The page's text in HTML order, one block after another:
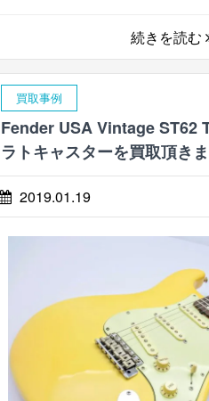
続きを読む
買取事例
Fender USA Vintage ST62
ラトキャスターを買取頂き
2019.01.19